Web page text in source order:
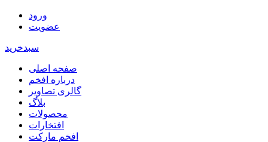
ورود
عضویت
سبدخرید
صفحه اصلی
درباره افخم
گالری تصاویر
بلاگ
محصولات
افتخارات
افخم مارکت